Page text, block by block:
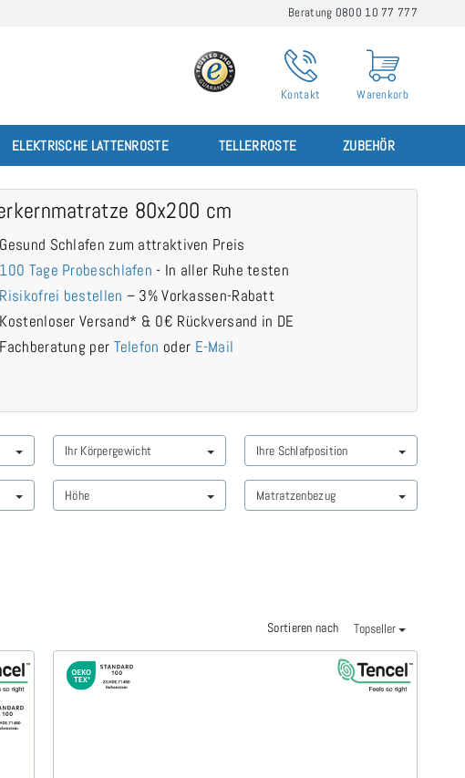
Beratung 0800 10 77 777
Kontakt Warenkorb
ELEKTRISCHE LATTENROSTE TELLERROSTE ZUBEHÖR
80x200 cm
Gesund Schlafen zum attraktiven Preis
100 Tage Probeschlafen - In aller Ruhe testen
Risikofrei bestellen – 3% Vorkassen-Rabatt
Kostenloser Versand* & 0€ Rückversand in DE
Fachberatung per Telefon oder E-Mail
Ihr Körpergewicht Ihre Schlafposition
Höhe Matratzenbezug
Sortieren nach Topseller